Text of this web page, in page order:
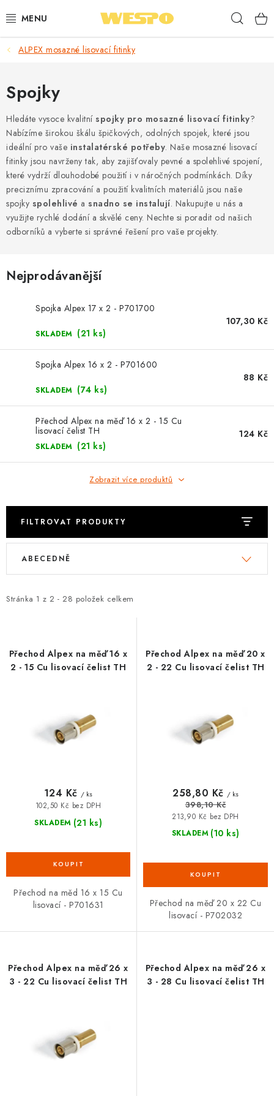
na
ARMATURY PRO TOPENÍ A VODU
TOPENÍ A OHŘEV VODY
TVAROVKY A TRUBKY
VODOINSTALACE
NÁŘADÍ
⭐ NEJLÉPE HODNOCENÉ
⚡ NOVINKA
🎁 ODMĚNY ZA BODY
🏆 WESPO BONUS
KONTAKT
TOPENÁŘSKÁ AKADEMIE
OBCHODNÍ PODMÍNKY
O NÁS
VRÁCENÍ ZBOŽÍ A REKLAMACE
MOJE OBJEDNÁVKA
Hodnocení obchodu 🚚 Stav objednávky
Doprava a platba
ALPEX mosazné lisovací fitinky
Spojky
Hledáte vysoce kvalitní spojky pro mosazné lisovací fitinky?
Nabízíme širokou škálu špičkových, odolných spojek, které jsou
ideální pro vaše instalatérské potřeby. Naše mosazné lisovací
fitinky jsou navrženy tak, aby zajišťovaly pevné a spolehlivé spojení,
které vydrží dlouhodobé použití i v náročných podmínkách. Díky
preciznímu zpracování a použití kvalitních materiálů jsou naše
spojky spolehlivé a snadno se instalují. Nakupujte u nás a
využijte rychlé dodání a skvělé ceny. Nechte si poradit od našich
odborníků a vyberte si správné řešení pro vaše projekty.
Nejprodávanější
Spojka Alpex 17 x 2 - P701700
SKLADEM (21 ks)
107,30 Kč
Spojka Alpex 16 x 2 - P701600
SKLADEM (74 ks)
88 Kč
Přechod Alpex na měď 16 x 2 - 15 Cu
lisovací čelist TH
SKLADEM (21 ks)
124 Kč
Zobrazit více produktů
FILTROVAT PRODUKTY
V
i
r
o
Stránka 1 z 2 - 28 položek celkem
Ř
e
p
r
ABECEDNĚ
Přechod Alpex na měď 16 x
2 - 15 Cu lisovací čelist TH
SKLADEM (21 ks)
102,50 Kč bez DPH
124 Kč / ks
Přechod na měd 16 x 15 Cu
lisovací - P701631
Přechod Alpex na měď 20 x
2 - 22 Cu lisovací čelist TH
SKLADEM (10 ks)
213,90 Kč bez DPH
258,80 Kč / ks
398,10 Kč
Přechod na měď 20 x 22 Cu
lisovací - P702032
Přechod Alpex na měď 26 x
3 - 22 Cu lisovací čelist TH
Přechod Alpex na měď 26 x
3 - 28 Cu lisovací čelist TH